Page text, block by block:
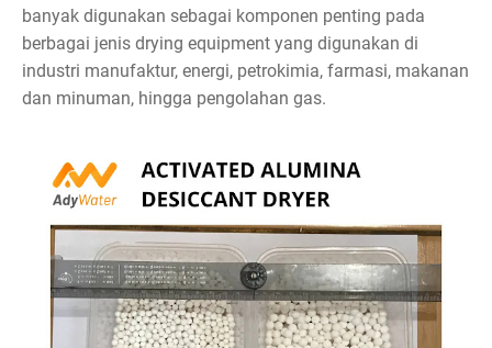
banyak digunakan sebagai komponen penting pada
berbagai jenis drying equipment yang digunakan di
industri manufaktur, energi, petrokimia, farmasi, makanan
dan minuman, hingga pengolahan gas.